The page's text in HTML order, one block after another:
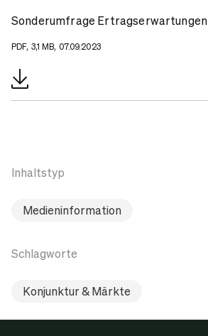
Sonderumfrage Ertragserwartungen
PDF, 3,1 MB, 07.09.2023
Inhaltstyp
Medieninformation
Schlagworte
Konjunktur & Märkte